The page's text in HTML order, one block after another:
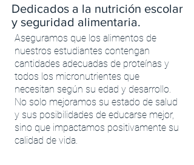
Dedicados a la nutrición escolar
y seguridad alimentaria.
Aseguramos que los alimentos de
nuestros estudiantes contengan
cantidades adecuadas de proteínas y
todos los micronutrientes que
necesitan según su edad y desarrollo.
No solo mejoramos su estado de salud
y sus posibilidades de educarse mejor,
sino que impactamos positivamente su
calidad de vida.